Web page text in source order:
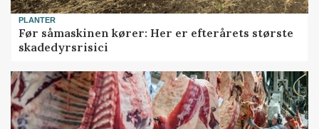
PLANTER
Før såmaskinen kører: Her er efterårets største
skadedyrsrisici